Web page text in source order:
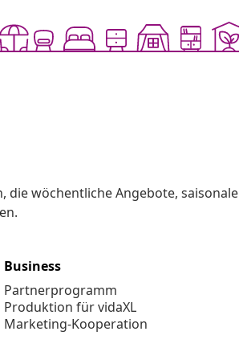
die wöchentliche Angebote, saisonale
Business
Partnerprogramm
Produktion für vidaXL
Marketing-Kooperation